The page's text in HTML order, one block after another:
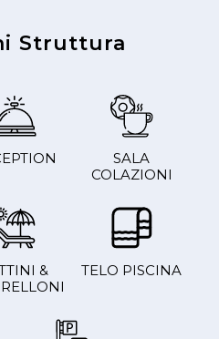
Struttura
SALA
COLAZIONI
&
TELO PISCINA